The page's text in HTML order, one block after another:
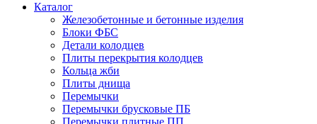
Каталог
Железобетонные и бетонные изделия
Блоки ФБС
Детали колодцев
Плиты перекрытия колодцев
Кольца жби
Плиты днища
Перемычки
Перемычки брусковые ПБ
Перемычки плитные ПП